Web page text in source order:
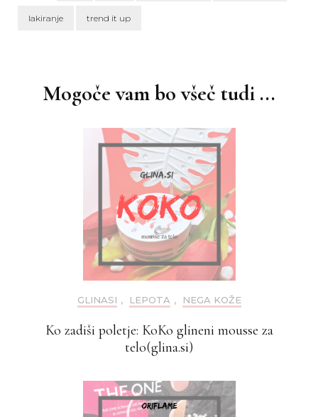
lakiranje trend it up
Mogoče vam bo všeč tudi ...
GLINASI , LEPOTA , NEGA KOŽE
Ko zadiši poletje: KoKo glineni mousse za
telo(glina.si)